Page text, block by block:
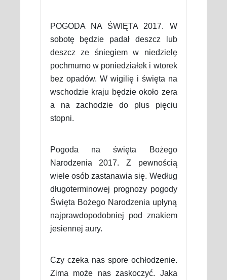
POGODA NA ŚWIĘTA 2017. W
sobotę będzie padał deszcz lub
deszcz ze śniegiem w niedzielę
pochmurno w poniedziałek i wtorek
bez opadów. W wigilię i święta na
wschodzie kraju będzie około zera
a na zachodzie do plus pięciu
stopni.
Pogoda na święta Bożego
Narodzenia 2017. Z pewnością
wiele osób zastanawia się. Według
długoterminowej prognozy pogody
Święta Bożego Narodzenia upłyną
najprawdopodobniej pod znakiem
jesiennej aury.
Czy czeka nas spore ochłodzenie.
Zima może nas zaskoczyć. Jaka